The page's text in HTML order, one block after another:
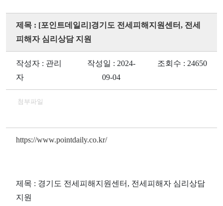
제목 : [포인트데일리]경기도 전세피해지원센터, 전세
피해자 심리상담 지원
작성자 : 관리
자
작성일 : 2024-
09-04
조회수 : 24650
첨부파일
https://www.pointdaily.co.kr/
제목 : 경기도 전세피해지원센터, 전세피해자 심리상담
지원